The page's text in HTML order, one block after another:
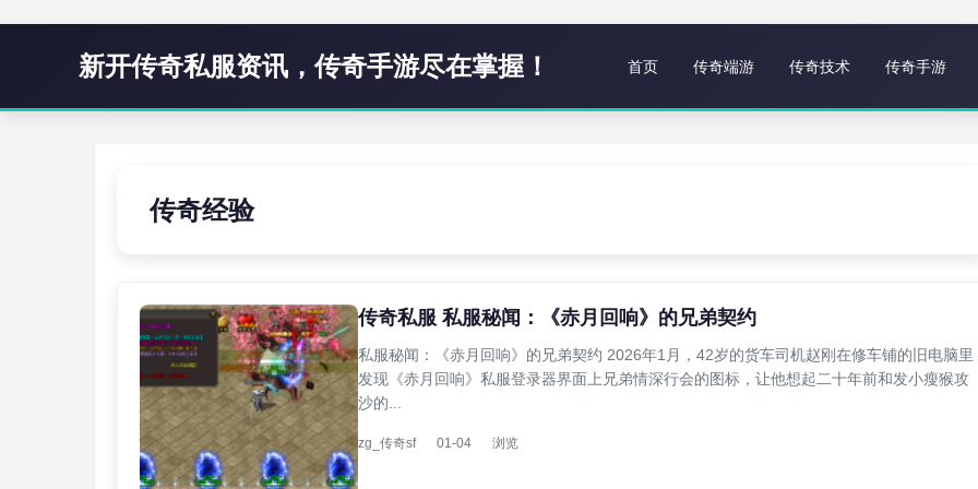
新开传奇私服资讯，传奇手游尽在掌握！ 首页 传奇端游 传奇技术 传奇手游
传奇经验
传奇私服 私服秘闻：《赤月回响》的兄弟契约
私服秘闻：《赤月回响》的兄弟契约 2026年1月，42岁的货车司机赵刚在修车铺的旧电脑里
发现《赤月回响》私服登录器界面上兄弟情深行会的图标，让他想起二十年前和发小瘦猴攻
沙的...
zg_传奇sf 01-04 浏览